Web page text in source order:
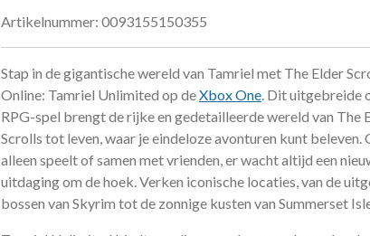
Artikelnummer: 0093155150355
Stap in de gigantische wereld van Tamriel met The Elder
Online: Tamriel Unlimited op deXbox One . Dit uitgebreide
RPG-spel brengt de rijke en gedetailleerde wereld van The
Scrolls tot leven, waar je eindeloze avonturen kunt beleven.
alleen speelt of samen met vrienden, er wacht altijd een
uitdaging om de hoek. Verken iconische locaties, van de
bossen van Skyrim tot de zonnige kusten van Summerset